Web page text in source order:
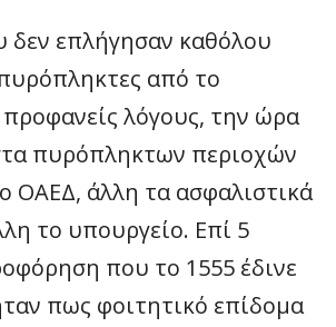
δεν επλήγησαν καθόλου
από το
λόγους, την ώρα
πυρόπληκτων περιοχών
ΟΑΕΔ, άλλη τα ασφαλιστικά
το υπουργείο. Επί 5
που το 1555 έδινε
πως φοιτητικό επίδομα